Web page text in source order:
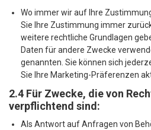
Wo immer wir auf Ihre
Sie Ihre Zustimmung immer
weitere rechtliche Grundlagen
Daten für andere Zwecke
genannten. Sie können sich
Sie Ihre Marketing-Präferenzen
2.4 Für Zwecke, die von
verpflichtend sind:
Als Antwort auf Anfragen von